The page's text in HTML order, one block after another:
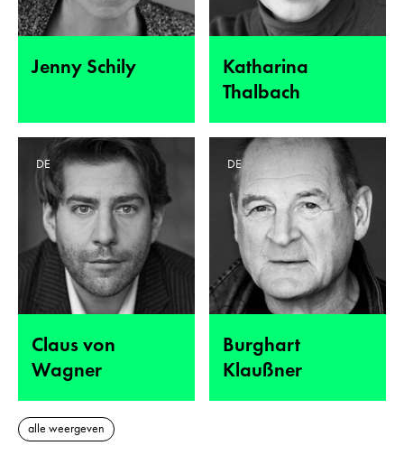
Jenny Schily
Katharina
Thalbach
Claus von
Wagner
DE
Burghart
Klaußner
DE
alle weergeven